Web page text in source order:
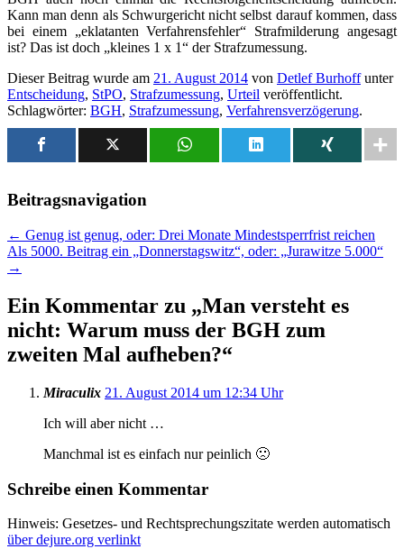
Kann man denn als Schwurgericht nicht selbst darauf kommen, dass
bei einem „eklatanten Verfahrensfehler“ Strafmilderung angesagt
ist? Das ist doch „kleines 1 x 1“ der Strafzumessung.
Dieser Beitrag wurde am 21. August 2014 von Detlef Burhoffunter
Entscheidung, StPO, Strafzumessung, Urteil veröffentlicht.
Schlagwörter: BGH, Strafzumessung, Verfahrensverzögerung.
Beitragsnavigation
← Genug ist genug, oder: Drei Monate Mindestsperrfrist reichen
Als 5000. Beitrag ein „Donnerstagswitz“, oder: „Jurawitze 5.000“
→
Ein Kommentar zu „Man versteht es
nicht: Warum muss der BGH zum
zweiten Mal aufheben?“
Miraculix 21. August 2014 um 12:34 Uhr
Ich will aber nicht …
Manchmal ist es einfach nur peinlich 🙁
Schreibe einen Kommentar
Hinweis: Gesetzes- und Rechtsprechungszitate werden automatisch
über dejure.org verlinkt